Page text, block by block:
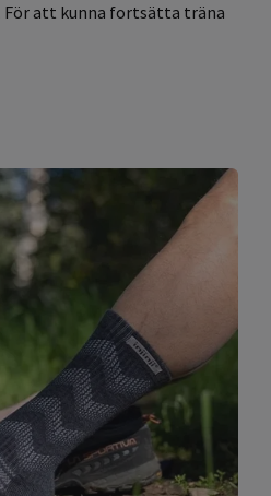
För att kunna fortsätta träna